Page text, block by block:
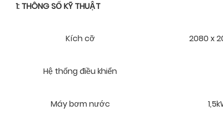
1: THÔNG SỐ KỸ THUẬT
Kích cỡ 2080 x
Hệ thống điều khiển
Máy bơm nước